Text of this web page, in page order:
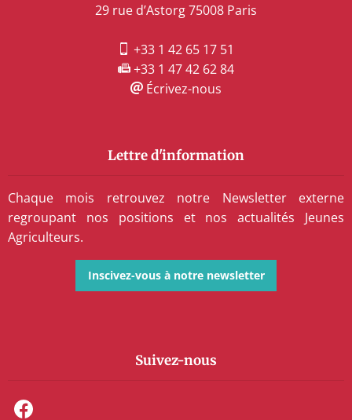
29 rue d’Astorg 75008 Paris
+33 1 42 65 17 51
+33 1 47 42 62 84
Écrivez-nous
Lettre d'information
Chaque mois retrouvez notre Newsletter externe
regroupant nos positions et nos actualités Jeunes
Agriculteurs.
Inscivez-vous à notre newsletter
Suivez-nous